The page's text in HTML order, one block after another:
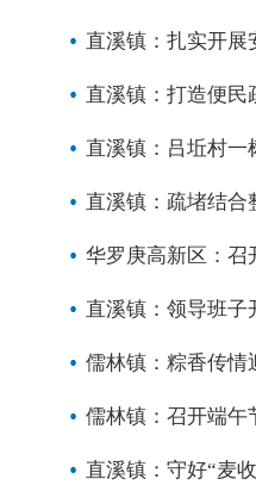
直溪镇：扎实开展
直溪镇：打造便民
直溪镇：吕坵村一
直溪镇：疏堵结合
华罗庚高新区：召
直溪镇：领导班子
儒林镇：粽香传情
儒林镇：召开端午
直溪镇：守好“麦